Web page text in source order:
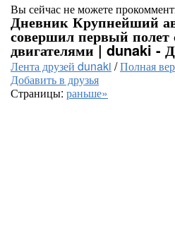
Вы сейчас не можете
Дневник Крупнейший
совершил первый
двигателями | dunaki -
Лента друзей dunaki /Полная
Добавить в друзья
Страницы: раньше»